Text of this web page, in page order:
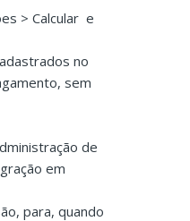
> Calcular e
no
sem
de
em
para, quando